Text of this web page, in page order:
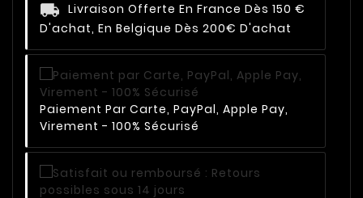
Livraison Offerte En France Dès 150 €
D'achat, En Belgique Dès 200€ D'achat
Paiement Par Carte, PayPal, Apple Pay,
Virement - 100% Sécurisé